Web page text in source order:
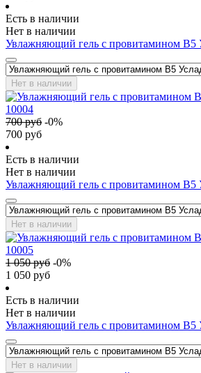
Есть в наличии
Нет в наличии
Увлажняющий гель с провитамином В5
Нет в наличии
700руб -0%
700 руб
Есть в наличии
Нет в наличии
Увлажняющий гель с провитамином В5
Нет в наличии
1 050руб -0%
1 050 руб
Есть в наличии
Нет в наличии
Увлажняющий гель с провитамином В5
Нет в наличии